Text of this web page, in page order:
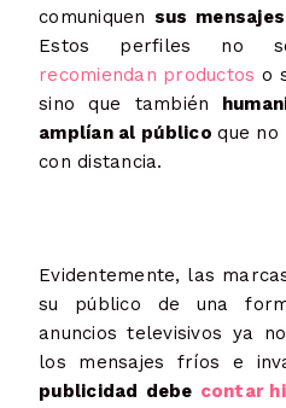
comuniquen sus
Estos perfiles no
recomiendan productos o
sino que también
amplían al públicoque no
con distancia.
Evidentemente, las
su público de una
anuncios televisivos ya
los mensajes fríos e
publicidad debe contar